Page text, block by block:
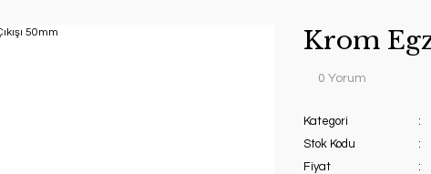
Krom
0 Yorum
Kategori
Stok Kodu
Fiyat